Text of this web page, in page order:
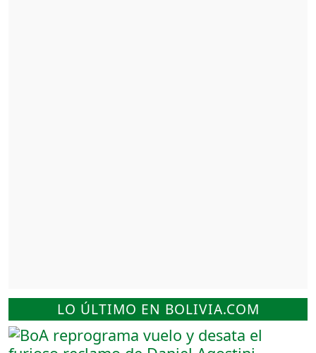
LO ÚLTIMO EN BOLIVIA.COM